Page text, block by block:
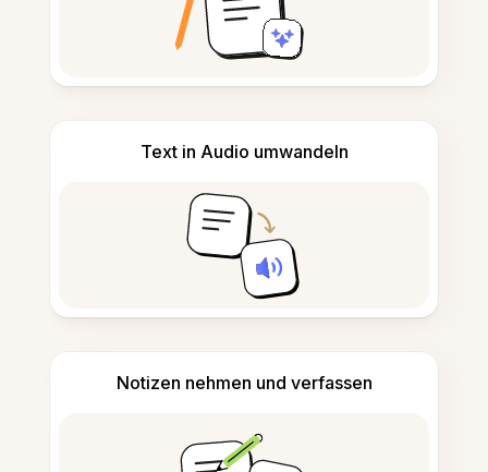
Text in Audio umwandeln
Notizen nehmen und verfassen